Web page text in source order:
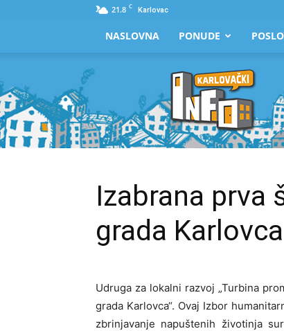
21.8 C Karlovac
NASLOVNA PONUDE
Karlovački
Izabrana prva
grada
Udruga za lokalni razvoj „Turbina
grada Karlovca“. Ovaj Izbor
zbrinjavanje napuštenih životinja